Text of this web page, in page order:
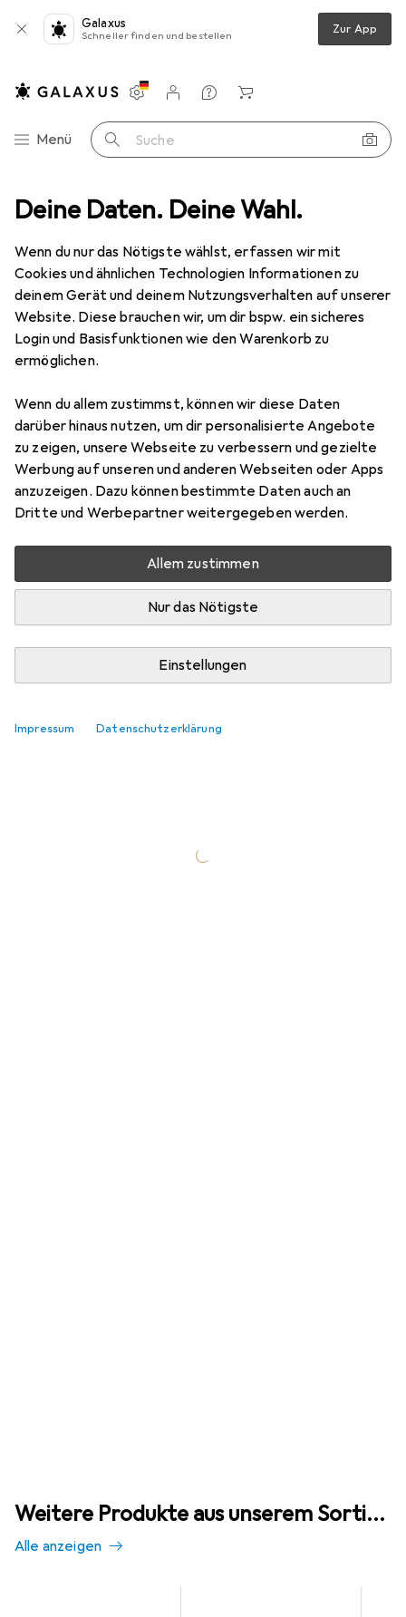
Deine Daten. Deine Wahl.
Wenn du nur das Nötigste wählst, erfassen wir mit
Cookies und ähnlichen Technologien Informationen zu
deinem Gerät und deinem Nutzungsverhalten auf unserer
Website. Diese brauchen wir, um dir bspw. ein sicheres
Login und Basisfunktionen wie den Warenkorb zu
ermöglichen.
Wenn du allem zustimmst, können wir diese Daten
darüber hinaus nutzen, um dir personalisierte Angebote
zu zeigen, unsere Webseite zu verbessern und gezielte
Werbung auf unseren und anderen Webseiten oder Apps
anzuzeigen. Dazu können bestimmte Daten auch an
Dritte und Werbepartner weitergegeben werden.
Allem zustimmen
Nur das Nötigste
Einstellungen
Impressum Datenschutzerklärung
Galaxus
Schneller finden und bestellen Zur App
Navigation nach Kategorien
Menü Suche
Einstellungen
Kundenkonto
Vergleichslisten
Merklisten
Warenkorb
Elektrowerkzeug Sägen + Schneiden
Gebraucht Sägeblatt
Weitere Produkte aus unserem Sortiment
Alle anzeigen